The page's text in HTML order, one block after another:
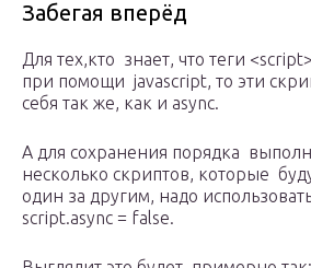
Забегая вперёд
Для тех,кто знает, что теги
при помощи javascript, то эти
себя так же, как и async.
А для сохранения порядка
несколько скриптов, которые
один за другим, надо
script.async = false.